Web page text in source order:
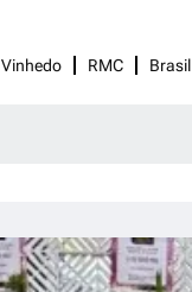
Vinhedo RMC Brasil